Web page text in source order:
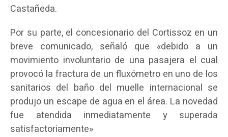
Castañeda.
Por su parte, el concesionario del Cortissoz en un
breve comunicado, señaló que «debido a un
movimiento involuntario de una pasajera el cual
provocó la fractura de un fluxómetro en uno de los
sanitarios del baño del muelle internacional se
produjo un escape de agua en el área. La novedad
fue atendida inmediatamente y superada
satisfactoriamente»